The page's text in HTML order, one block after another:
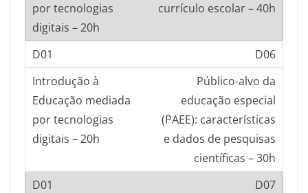
currículo escolar – 40h
D06
Público-alvo da
educação especial
(PAEE): características
e dados de pesquisas
científicas – 30h
D07